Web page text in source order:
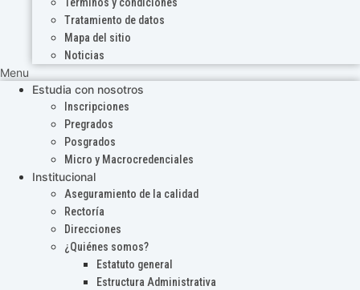
Términos y condiciones
Tratamiento de datos
Mapa del sitio
Noticias
Menu
Estudia con nosotros
Inscripciones
Pregrados
Posgrados
Micro y Macrocredenciales
Institucional
Aseguramiento de la calidad
Rectoría
Direcciones
¿Quiénes somos?
Estatuto general
Estructura Administrativa